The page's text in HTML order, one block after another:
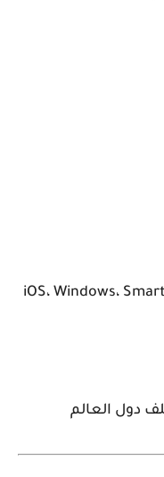
دول العالم